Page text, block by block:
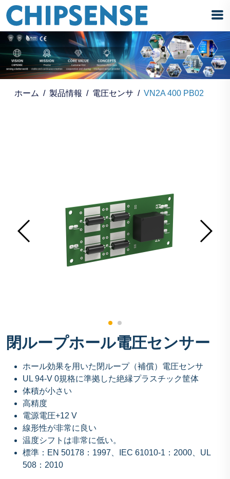
ホーム 製品情報 電圧センサ VN2A 400 PB02
閉ループホール電圧センサー
ホール効果を用いた閉ループ（補償）電圧センサ
UL 94-V 0規格に準拠した絶縁プラスチック筐体
体積が小さい
高精度
電源電圧+12 V
線形性が非常に良い
温度シフトは非常に低い。
標準：EN 50178：1997、IEC 61010-1：2000、UL
508：2010